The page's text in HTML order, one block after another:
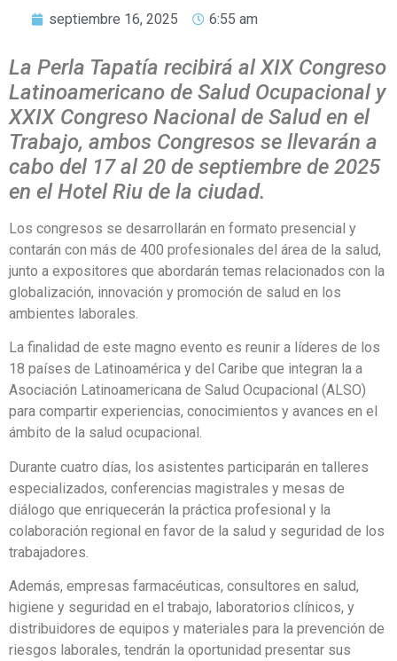
septiembre 16, 2025 6:55 am
La Perla Tapatía recibirá al XIX Congreso
Latinoamericano de Salud Ocupacional y
XXIX Congreso Nacional de Salud en el
Trabajo, ambos Congresos se llevarán a
cabo del 17 al 20 de septiembre de 2025
en el Hotel Riu de la ciudad.
Los congresos se desarrollarán en formato presencial y
contarán con más de 400 profesionales del área de la salud,
junto a expositores que abordarán temas relacionados con la
globalización, innovación y promoción de salud en los
ambientes laborales.
La finalidad de este magno evento es reunir a líderes de los
18 países de Latinoamérica y del Caribe que integran la a
Asociación Latinoamericana de Salud Ocupacional (ALSO)
para compartir experiencias, conocimientos y avances en el
ámbito de la salud ocupacional.
Durante cuatro días, los asistentes participarán en talleres
especializados, conferencias magistrales y mesas de
diálogo que enriquecerán la práctica profesional y la
colaboración regional en favor de la salud y seguridad de los
trabajadores.
Además, empresas farmacéuticas, consultores en salud,
higiene y seguridad en el trabajo, laboratorios clínicos, y
distribuidores de equipos y materiales para la prevención de
riesgos laborales, tendrán la oportunidad presentar sus